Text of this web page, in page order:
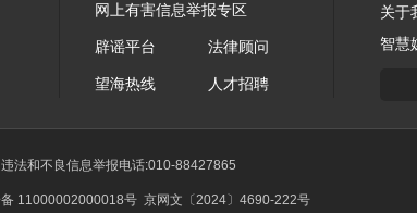
网上有害信息举报专区
辟谣平台 法律顾问
望海热线 人才招聘
关于
智慧
违法和不良信息举报电话:010-88427865
11000002000018号 京网文〔2024〕4690-222号